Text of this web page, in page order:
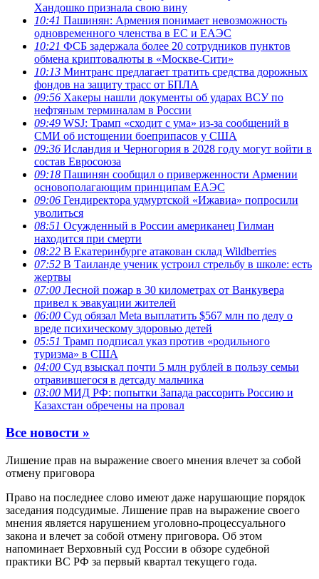
Хандошко признала свою вину
10:41 Пашинян: Армения понимает невозможность
одновременного членства в ЕС и ЕАЭС
10:21 ФСБ задержала более 20 сотрудников пунктов
обмена криптовалюты в «Москве-Сити»
10:13 Минтранс предлагает тратить средства дорожных
фондов на защиту трасс от БПЛА
09:56 Хакеры нашли документы об ударах ВСУ по
нефтяным терминалам в России
09:49 WSJ: Трамп «сходит с ума» из-за сообщений в
СМИ об истощении боеприпасов у США
09:36 Исландия и Черногория в 2028 году могут войти в
состав Евросоюза
09:18 Пашинян сообщил о приверженности Армении
основополагающим принципам ЕАЭС
09:06 Гендиректора удмуртской «Ижавиа» попросили
уволиться
08:51 Осужденный в России американец Гилман
находится при смерти
08:22 В Екатеринбурге атакован склад Wildberries
07:52 В Таиланде ученик устроил стрельбу в школе: есть
жертвы
07:00 Лесной пожар в 30 километрах от Ванкувера
привел к эвакуации жителей
06:00 Суд обязал Meta выплатить $567 млн по делу о
вреде психическому здоровью детей
05:51 Трамп подписал указ против «родильного
туризма» в США
04:00 Суд взыскал почти 5 млн рублей в пользу семьи
отравившегося в детсаду мальчика
03:00 МИД РФ: попытки Запада рассорить Россию и
Казахстан обречены на провал
Все новости »
Лишение прав на выражение своего мнения влечет за собой
отмену приговора
Право на последнее слово имеют даже нарушающие порядок
заседания подсудимые. Лишение прав на выражение своего
мнения является нарушением уголовно-процессуального
закона и влечет за собой отмену приговора. Об этом
напоминает Верховный суд России в обзоре судебной
практики ВС РФ за первый квартал текущего года.